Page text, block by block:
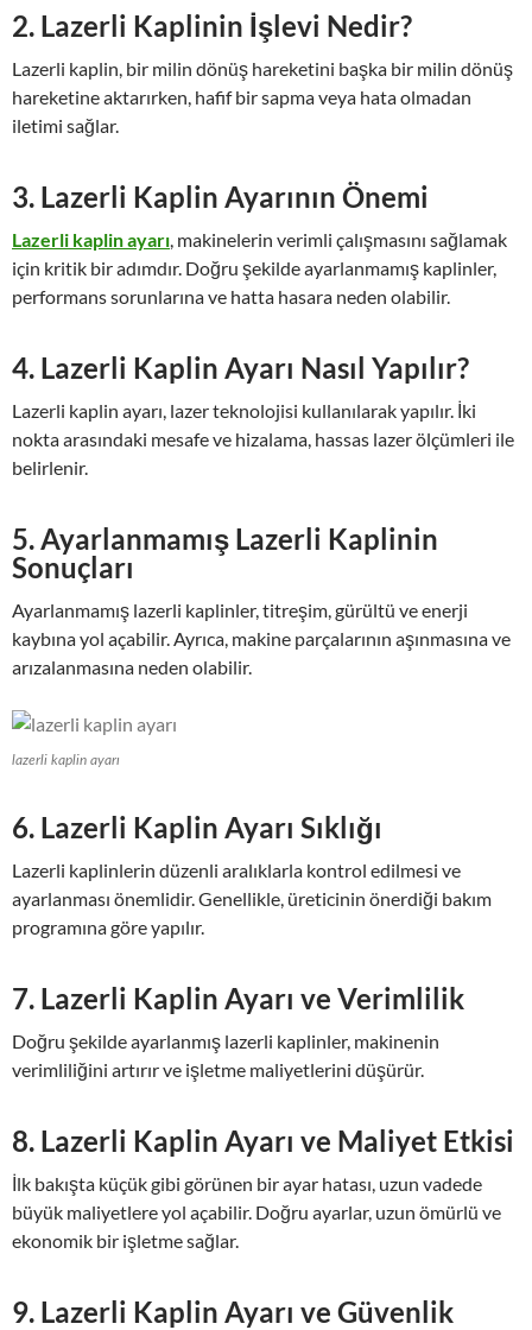
2. Lazerli Kaplinin İşlevi Nedir?
Lazerli kaplin, bir milin dönüş hareketini başka bir milin dönüş
hareketine aktarırken, hafif bir sapma veya hata olmadan
iletimi sağlar.
3. Lazerli Kaplin Ayarının Önemi
Lazerli kaplin ayarı, makinelerin verimli çalışmasını sağlamak
için kritik bir adımdır. Doğru şekilde ayarlanmamış kaplinler,
performans sorunlarına ve hatta hasara neden olabilir.
4. Lazerli Kaplin Ayarı Nasıl Yapılır?
Lazerli kaplin ayarı, lazer teknolojisi kullanılarak yapılır. İki
nokta arasındaki mesafe ve hizalama, hassas lazer ölçümleri ile
belirlenir.
5. Ayarlanmamış Lazerli Kaplinin
Sonuçları
Ayarlanmamış lazerli kaplinler, titreşim, gürültü ve enerji
kaybına yol açabilir. Ayrıca, makine parçalarının aşınmasına ve
arızalanmasına neden olabilir.
lazerli kaplin ayarı
6. Lazerli Kaplin Ayarı Sıklığı
Lazerli kaplinlerin düzenli aralıklarla kontrol edilmesi ve
ayarlanması önemlidir. Genellikle, üreticinin önerdiği bakım
programına göre yapılır.
7. Lazerli Kaplin Ayarı ve Verimlilik
Doğru şekilde ayarlanmış lazerli kaplinler, makinenin
verimliliğini artırır ve işletme maliyetlerini düşürür.
8. Lazerli Kaplin Ayarı ve Maliyet Etkisi
İlk bakışta küçük gibi görünen bir ayar hatası, uzun vadede
büyük maliyetlere yol açabilir. Doğru ayarlar, uzun ömürlü ve
ekonomik bir işletme sağlar.
9. Lazerli Kaplin Ayarı ve Güvenlik